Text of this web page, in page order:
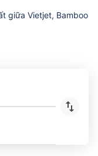
giữa Vietjet, Bamboo